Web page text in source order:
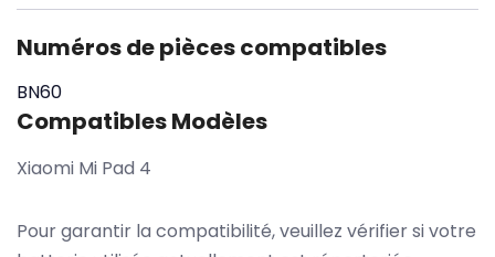
Numéros de pièces compatibles
BN60
Compatibles Modèles
Xiaomi Mi Pad 4
Pour garantir la compatibilité, veuillez vérifier si votre